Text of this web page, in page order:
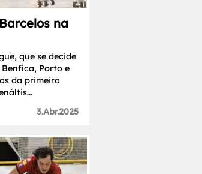
na
que se decide
Benfica, Porto e
da primeira
3.Abr.2025